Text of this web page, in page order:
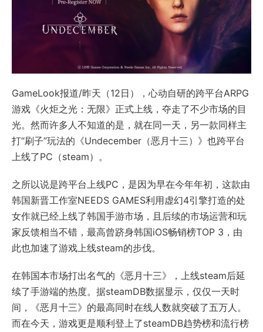
GameLook报道/昨天（12日），心动自研的跨平台ARPG
游戏《火炬之光：无限》正式上线，夺走了不少市场的目
光。然而许多人不知道的是，就在同一天，另一款同样主
打“刷子”玩法的《Undecember（恶月十三）》也跨平台
上线了PC（steam）。
之所以说是跨平台上线PC，是因为早在今年年初，这款由
韩国新晋工作室NEEDS GAMES利用虚幻4引擎打造的处
女作就已经上线了韩国手游市场，且后续的市场运营和玩
家反馈相当不错，最高曾跻身韩国iOS畅销榜TOP 3，由
此也加速了游戏上线steam的步伐。
在韩国本市场打出名气的《恶月十三》，上线steam后延
续了手游端的热度。据steamDB数据显示，仅仅一天时
间，《恶月十三》的最高同时在线人数就突破了五万人。
而在今天，游戏更是顺利登上了steamDB趋势榜和流行榜